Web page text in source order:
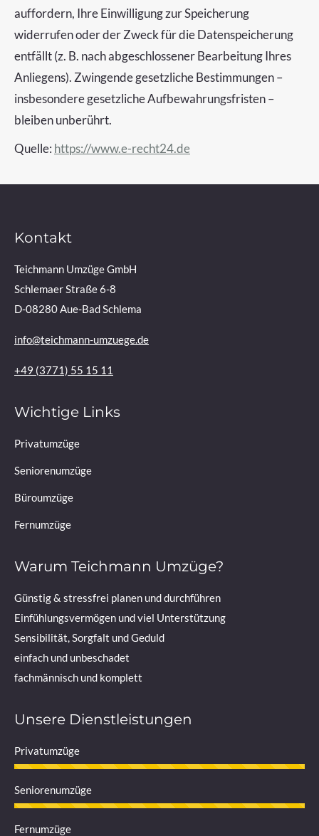
auffordern, Ihre Einwilligung zur Speicherung
widerrufen oder der Zweck für die Datenspeicherung
entfällt (z. B. nach abgeschlossener Bearbeitung Ihres
Anliegens). Zwingende gesetzliche Bestimmungen –
insbesondere gesetzliche Aufbewahrungsfristen –
bleiben unberührt.
Quelle: https://www.e-recht24.de
Kontakt
Teichmann Umzüge GmbH
Schlemaer Straße 6-8
D-08280 Aue-Bad Schlema
info@teichmann-umzuege.de
+49 (3771) 55 15 11
Wichtige Links
Privatumzüge
Seniorenumzüge
Büroumzüge
Fernumzüge
Warum Teichmann Umzüge?
Günstig & stressfrei planen und durchführen
Einfühlungsvermögen und viel Unterstützung
Sensibilität, Sorgfalt und Geduld
einfach und unbeschadet
fachmännisch und komplett
Unsere Dienstleistungen
Privatumzüge
Seniorenumzüge
Fernumzüge